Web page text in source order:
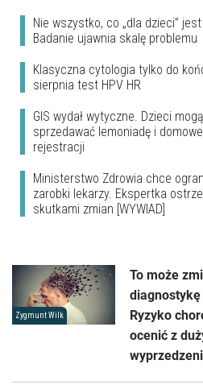
Nie wszystko, co „dla dzieci” jest
Badanie ujawnia skalę problemu
Klasyczna cytologia tylko do
sierpnia test HPV HR
GIS wydał wytyczne. Dzieci mogą
sprzedawać lemoniadę i
rejestracji
Ministerstwo Zdrowia chce
zarobki lekarzy. Ekspertka
skutkami zmian [WYWIAD]
Zygmunt Wilk
To może
Ryzyko
ocenić z